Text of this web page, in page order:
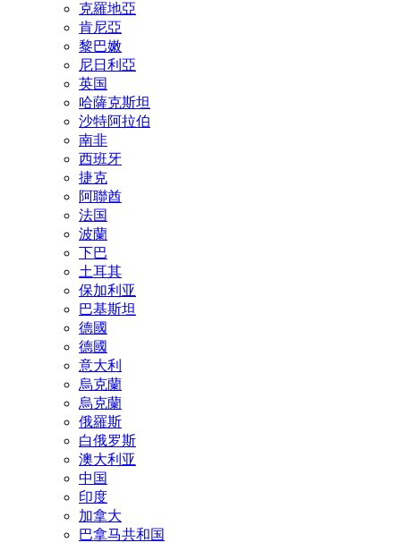
克羅地亞
肯尼亞
黎巴嫩
尼日利亞
英国
哈薩克斯坦
沙特阿拉伯
南非
西班牙
捷克
阿聯酋
法国
波蘭
下巴
土耳其
保加利亚
巴基斯坦
德國
德國
意大利
烏克蘭
烏克蘭
俄羅斯
白俄罗斯
澳大利亚
中国
印度
加拿大
巴拿马共和国